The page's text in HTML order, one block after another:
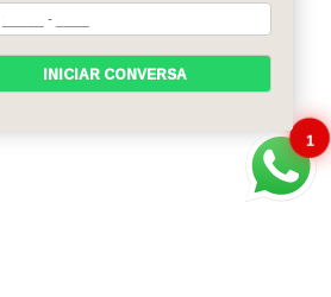
Minas
1
INICIAR CONVERSA